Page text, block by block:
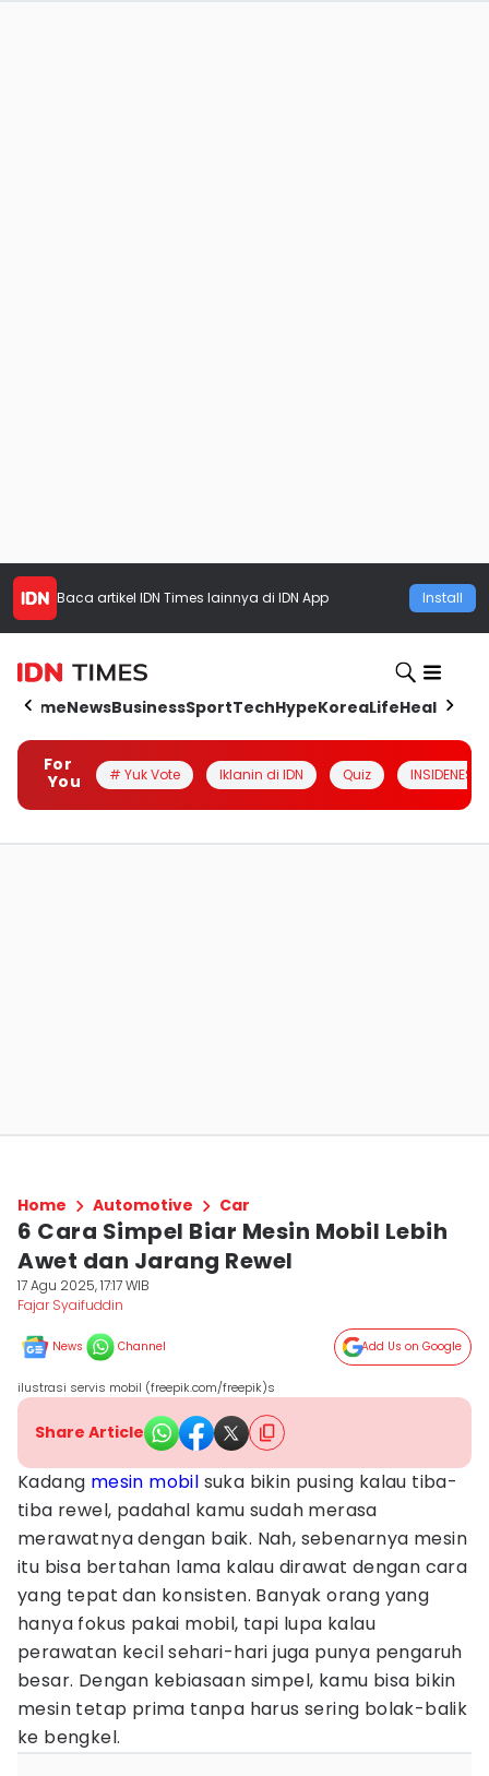
Baca artikel IDN Times lainnya di IDN App Install
HomeNewsBusinessSportTechHypeKoreaLifeHealth
For
You
# Yuk Vote Iklanin di IDN Quiz INSIDENESIA
Home Automotive Car
6 Cara Simpel Biar Mesin Mobil Lebih
Awet dan Jarang Rewel
17 Agu 2025, 17:17 WIB
Fajar Syaifuddin
News Channel Add Us on Google
ilustrasi servis mobil (freepik.com/freepik)s
Share Article
Kadang mesin mobil suka bikin pusing kalau tiba-
tiba rewel, padahal kamu sudah merasa
merawatnya dengan baik. Nah, sebenarnya mesin
itu bisa bertahan lama kalau dirawat dengan cara
yang tepat dan konsisten. Banyak orang yang
hanya fokus pakai mobil, tapi lupa kalau
perawatan kecil sehari-hari juga punya pengaruh
besar. Dengan kebiasaan simpel, kamu bisa bikin
mesin tetap prima tanpa harus sering bolak-balik
ke bengkel.